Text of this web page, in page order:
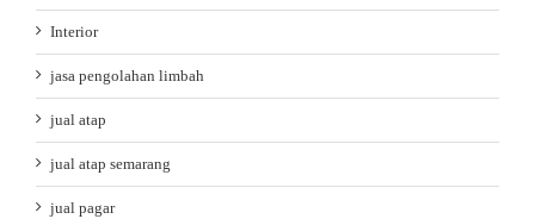
Interior
jasa pengolahan limbah
jual atap
jual atap semarang
jual pagar